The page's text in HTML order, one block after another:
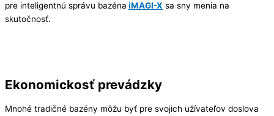
pre inteligentnú správu bazéna iMAGI-X sa sny menia na
skutočnosť.
Ekonomickosť prevádzky
Mnohé tradičné bazény môžu byť pre svojich užívateľov doslova